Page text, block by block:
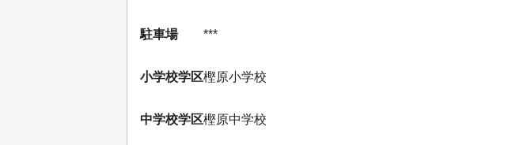
駐車場 ***
小学校学区樫原小学校
中学校学区樫原中学校